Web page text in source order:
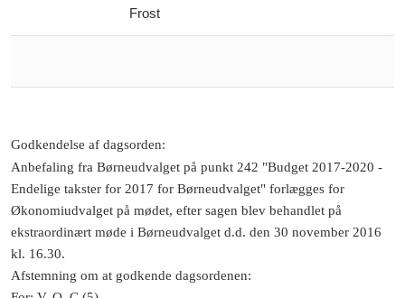
Frost
Godkendelse af dagsorden:
Anbefaling fra Børneudvalget på punkt 242 "Budget 2017-2020 -
Endelige takster for 2017 for Børneudvalget" forlægges for
Økonomiudvalget på mødet, efter sagen blev behandlet på
ekstraordinært møde i Børneudvalget d.d. den 30 november 2016
kl. 16.30.
Afstemning om at godkende dagsordenen: